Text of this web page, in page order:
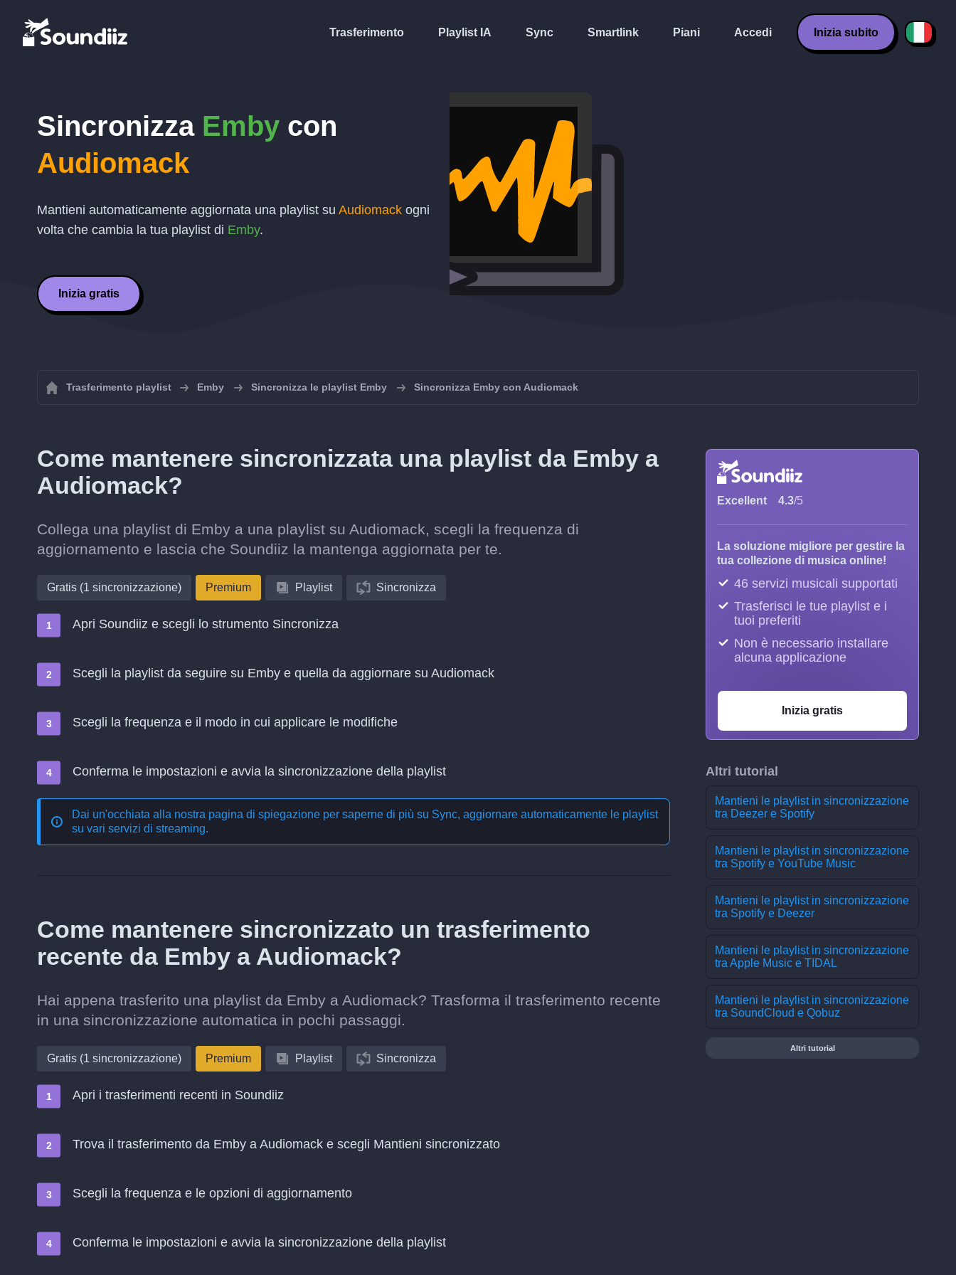
Trasferimento Playlist IA Sync Smartlink Piani Accedi Inizia subito
Sincronizza Emby con
Audiomack
Mantieni automaticamente aggiornata una playlist su Audiomack ogni
volta che cambia la tua playlist di Emby.
Inizia gratis
Trasferimento playlist Emby Sincronizza le playlist Emby Sincronizza Emby con Audiomack
Come mantenere sincronizzata una playlist da Emby a
Audiomack?
Collega una playlist di Emby a una playlist su Audiomack, scegli la frequenza di
aggiornamento e lascia che Soundiiz la mantenga aggiornata per te.
Gratis (1 sincronizzazione) Premium Playlist Sincronizza
Apri Soundiiz e scegli lo strumento Sincronizza
Scegli la playlist da seguire su Emby e quella da aggiornare su Audiomack
Scegli la frequenza e il modo in cui applicare le modifiche
Conferma le impostazioni e avvia la sincronizzazione della playlist
Dai un'occhiata alla nostra pagina di spiegazione per saperne di più su Sync, aggiornare automaticamente le playlist
su vari servizi di streaming.
Come mantenere sincronizzato un trasferimento
recente da Emby a Audiomack?
Hai appena trasferito una playlist da Emby a Audiomack? Trasforma il trasferimento recente
in una sincronizzazione automatica in pochi passaggi.
Gratis (1 sincronizzazione) Premium Playlist Sincronizza
Apri i trasferimenti recenti in Soundiiz
Trova il trasferimento da Emby a Audiomack e scegli Mantieni sincronizzato
Scegli la frequenza e le opzioni di aggiornamento
Conferma le impostazioni e avvia la sincronizzazione della playlist
Excellent 4.3/5
La soluzione migliore per gestire la
tua collezione di musica online!
46 servizi musicali supportati
Trasferisci le tue playlist e i
tuoi preferiti
Non è necessario installare
alcuna applicazione
Inizia gratis
Altri tutorial
Mantieni le playlist in sincronizzazione
tra Deezer e Spotify
Mantieni le playlist in sincronizzazione
tra Spotify e YouTube Music
Mantieni le playlist in sincronizzazione
tra Spotify e Deezer
Mantieni le playlist in sincronizzazione
tra Apple Music e TIDAL
Mantieni le playlist in sincronizzazione
tra SoundCloud e Qobuz
Altri tutorial